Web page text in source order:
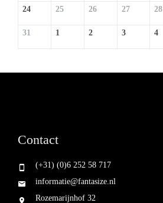
24 25 26 27 28
31 1 2 3 4
Contact
(+31) (0)6 252 58 717
informatie@fantasize.nl
Rozemarijnhof 32